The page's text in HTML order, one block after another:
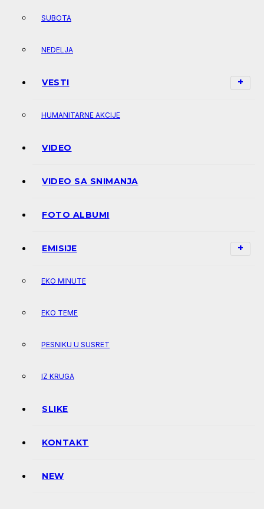
SUBOTA
NEDELJA
VESTI
HUMANITARNE AKCIJE
VIDEO
VIDEO SA SNIMANJA
FOTO ALBUMI
EMISIJE
EKO MINUTE
EKO TEME
PESNIKU U SUSRET
IZ KRUGA
SLIKE
KONTAKT
NEW